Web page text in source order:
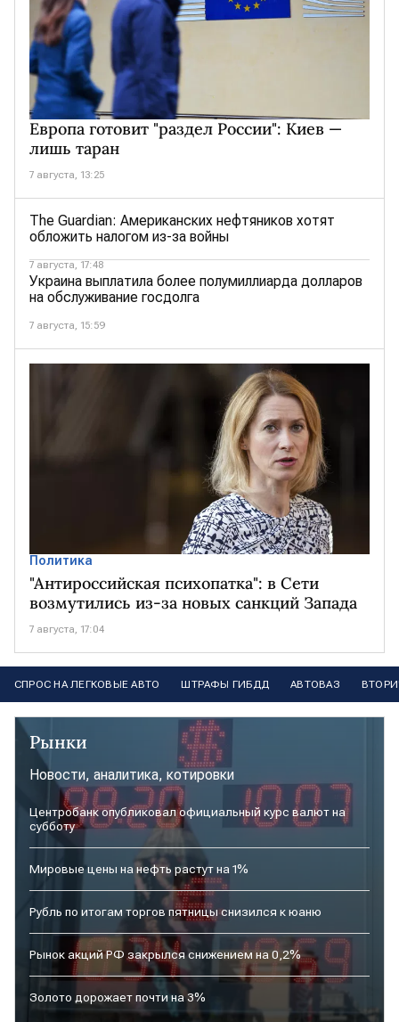
Европа готовит "раздел России": Киев —
лишь таран
7 августа, 13:25
The Guardian: Американских нефтяников хотят
обложить налогом из-за войны
7 августа, 17:48
Украина выплатила более полумиллиарда долларов
на обслуживание госдолга
7 августа, 15:59
Политика
"Антироссийская психопатка": в Сети
возмутились из-за новых санкций Запада
7 августа, 17:04
СПРОС НА ЛЕГКОВЫЕ АВТО ШТРАФЫ ГИБДД АВТОВАЗ
Рынки
Новости, аналитика, котировки
Центробанк опубликовал официальный курс валют на
субботу
Мировые цены на нефть растут на 1%
Рубль по итогам торгов пятницы снизился к юаню
Рынок акций РФ закрылся снижением на 0,2%
Золото дорожает почти на 3%